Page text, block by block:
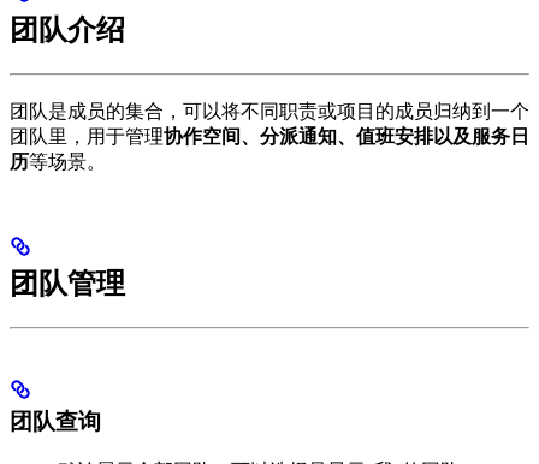
团队介绍
团队是成员的集合，可以将不同职责或项目的成员归纳到一个
团队里，用于管理协作空间、分派通知、值班安排以及服务日
历等场景。
团队管理
团队查询